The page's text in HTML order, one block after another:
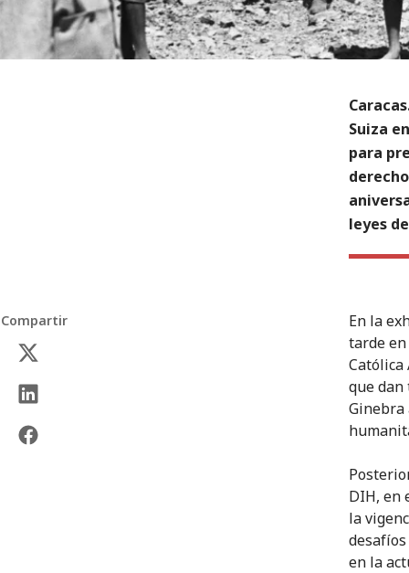
Suiza
para
leyes
Compartir
En la
tarde
Católica
que dan
Ginebra
DIH, en
la
en la